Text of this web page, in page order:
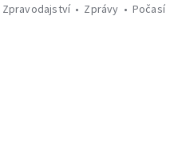
Zpravodajství
Zprávy Počasí